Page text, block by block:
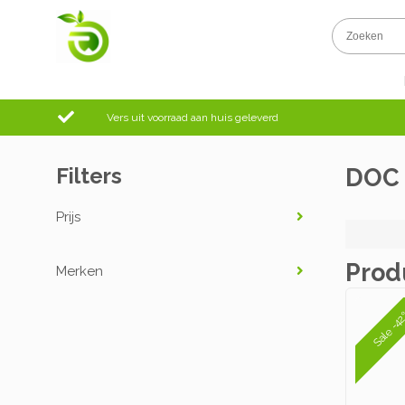
Vers uit voorraad aan huis geleverd
DOC
Sale -
Filters
Prijs
Merken